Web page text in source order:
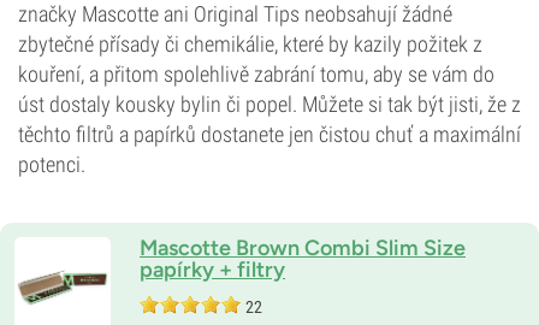
značky Mascotte ani Original Tips neobsahují žádné
zbytečné přísady či chemikálie, které by kazily požitek z
kouření, a přitom spolehlivě zabrání tomu, aby se vám do
úst dostaly kousky bylin či popel. Můžete si tak být jisti, že z
těchto filtrů a papírků dostanete jen čistou chuť a maximální
potenci.
Mascotte Brown Combi Slim Size
papírky + filtry
22